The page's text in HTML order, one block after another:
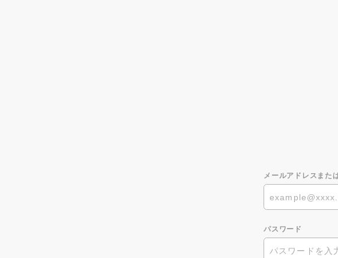
メールアドレスま
パスワード